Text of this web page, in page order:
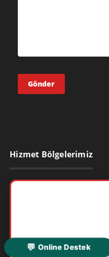
Hizmet Bölgelerimiz
💬 Online Destek